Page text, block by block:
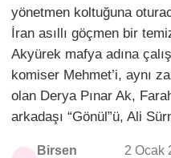
yönetmen koltuğuna
İran asıllı göçmen bir
Akyürek mafya adına
komiser Mehmet’i, aynı
olan Derya Pınar Ak,
arkadaşı “Gönül”ü, Ali
Birsen
2 Ocak